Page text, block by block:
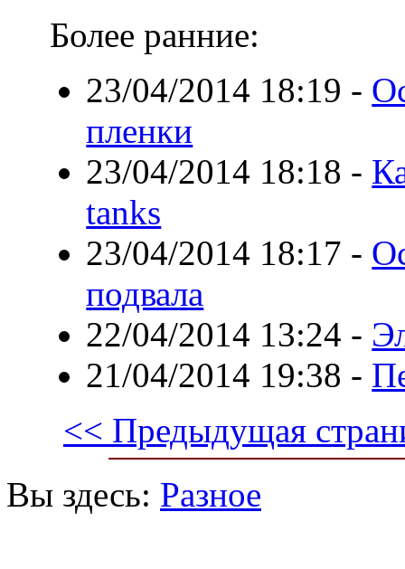
Более ранние:
23/04/2014 18:19 -
пленки
23/04/2014 18:18 -
tanks
23/04/2014 18:17 -
подвала
22/04/2014 13:24 -
21/04/2014 19:38 -
<< Предыдущая
Вы здесь: Разное